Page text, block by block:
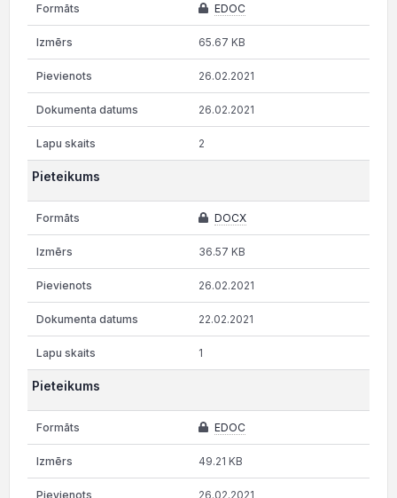
EDOC
65.67 KB
26.02.2021
26.02.2021
2
Pieteikums
DOCX
36.57 KB
26.02.2021
22.02.2021
1
Pieteikums
EDOC
49.21 KB
26.02.2021